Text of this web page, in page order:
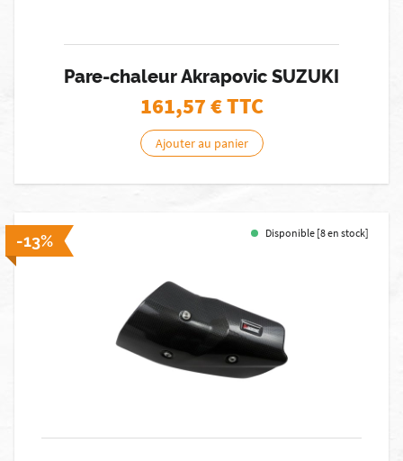
Pare-chaleur Akrapovic SUZUKI
161,57€ TTC
Ajouter au panier
-13% Disponible [8 en stock]